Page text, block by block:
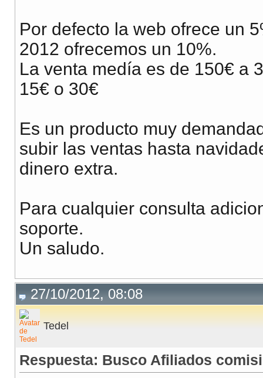
Por defecto la web ofrece un
2012 ofrecemos un 10%.
La venta medía es de 150€ a
15€ o 30€
Es un producto muy
subir las ventas hasta
dinero extra.
Para cualquier consulta
soporte.
Un saludo.
27/10/2012, 08:08
Tedel
Respuesta: Busco Afiliados